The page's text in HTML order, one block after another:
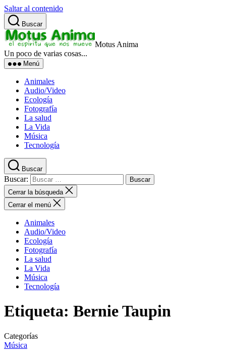
Saltar al contenido
Buscar
Motus Anima
Un poco de varias cosas...
Menú
Animales
Audio/Video
Ecología
Fotografía
La salud
La Vida
Música
Tecnología
Buscar
Buscar:
Cerrar la búsqueda
Cerrar el menú
Animales
Audio/Video
Ecología
Fotografía
La salud
La Vida
Música
Tecnología
Etiqueta: Bernie Taupin
Categorías
Música